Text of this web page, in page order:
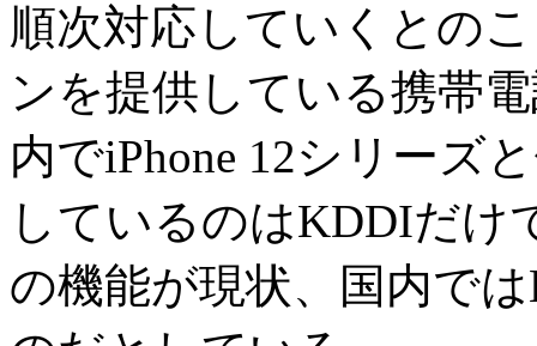
順次対応していくとの
ンを提供している携帯
内でiPhone 12シリーズ
しているのはKDDIだけ
の機能が現状、国内で